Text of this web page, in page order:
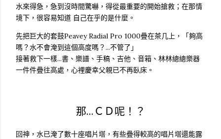
水來得急，急到沒時間驚嚇，得從最重要的開始搶救；在那情
境下，很容易知道 自己在乎的是什麼。
先把巨大的套鼓Peavey Radial Pro 1000疊在茶几上，「夠高
嗎？水不會淹到這個高度嗎？...不管了」
接著救下一樣...書、樂譜、手稿、吉他、音箱、林林總總樂器
一件件疊往高處，心裡慶幸父親已不再臥床。
那...ＣＤ呢！？
回神，水已淹了數十座唱片塔，有些疊得較高的唱片塔還能露